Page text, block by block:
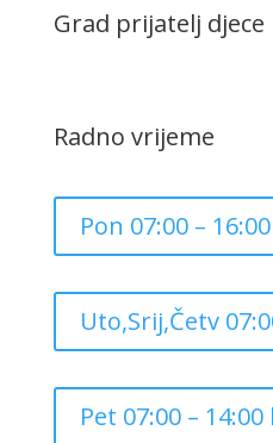
Grad prijatelj djece
Radno vrijeme
Pon 07:00 –
Uto,Srij,Četv
Pet 07:00 – 14:00